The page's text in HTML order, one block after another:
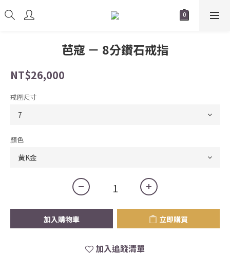
芭寇 － 8分鑽石戒指
NT$26,000
戒圍尺寸
顏色
加入購物車 立即購買
加入追蹤清單